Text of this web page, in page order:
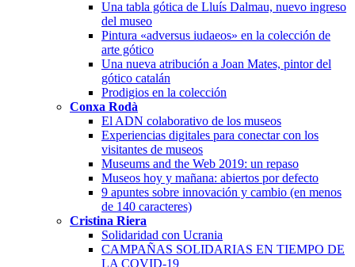
Una tabla gótica de Lluís Dalmau, nuevo ingreso
del museo
Pintura «adversus iudaeos» en la colección de
arte gótico
Una nueva atribución a Joan Mates, pintor del
gótico catalán
Prodigios en la colección
Conxa Rodà
El ADN colaborativo de los museos
Experiencias digitales para conectar con los
visitantes de museos
Museums and the Web 2019: un repaso
Museos hoy y mañana: abiertos por defecto
9 apuntes sobre innovación y cambio (en menos
de 140 caracteres)
Cristina Riera
Solidaridad con Ucrania
CAMPAÑAS SOLIDARIAS EN TIEMPO DE
LA COVID-19